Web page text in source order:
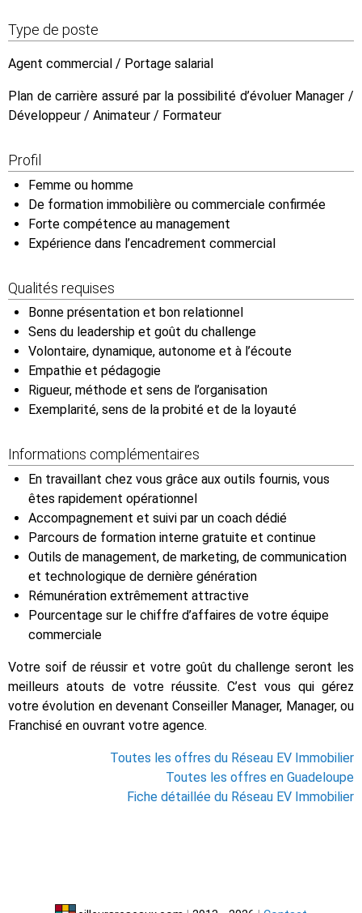
Type de poste
Agent commercial / Portage salarial
Plan de carrière assuré par la possibilité d’évoluer Manager /
Développeur / Animateur / Formateur
Profil
Femme ou homme
De formation immobilière ou commerciale confirmée
Forte compétence au management
Expérience dans l’encadrement commercial
Qualités requises
Bonne présentation et bon relationnel
Sens du leadership et goût du challenge
Volontaire, dynamique, autonome et à l’écoute
Empathie et pédagogie
Rigueur, méthode et sens de l’organisation
Exemplarité, sens de la probité et de la loyauté
Informations complémentaires
En travaillant chez vous grâce aux outils fournis, vous
êtes rapidement opérationnel
Accompagnement et suivi par un coach dédié
Parcours de formation interne gratuite et continue
Outils de management, de marketing, de communication
et technologique de dernière génération
Rémunération extrêmement attractive
Pourcentage sur le chiffre d’affaires de votre équipe
commerciale
Votre soif de réussir et votre goût du challenge seront les
meilleurs atouts de votre réussite. C’est vous qui gérez
votre évolution en devenant Conseiller Manager, Manager, ou
Franchisé en ouvrant votre agence.
Toutes les offres du Réseau EV Immobilier
Toutes les offres en Guadeloupe
Fiche détaillée du Réseau EV Immobilier